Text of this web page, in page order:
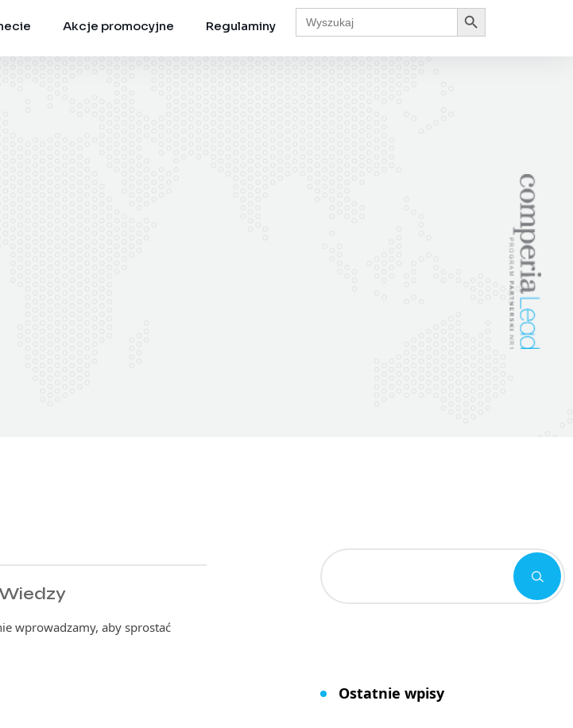
Akcje promocyjne Regulaminy
Search
for:
Search Button
wprowadzamy, aby sprostać
Ostatnie wpisy